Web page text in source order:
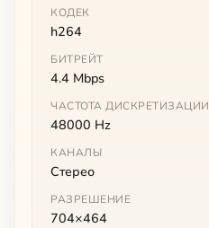
КОДЕК
h264
БИТРЕЙТ
4.4 Mbps
ЧАСТОТА ДИСКРЕТИЗАЦИИ
48000 Hz
КАНАЛЫ
Стерео
РАЗРЕШЕНИЕ
704×464